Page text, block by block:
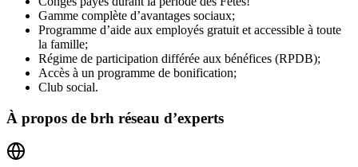
Gamme complète d’avantages sociaux;
Programme d’aide aux employés gratuit et accessible à toute
la famille;
Régime de participation différée aux bénéfices (RPDB);
Accès à un programme de bonification;
Club social.
À propos de brh réseau d’experts